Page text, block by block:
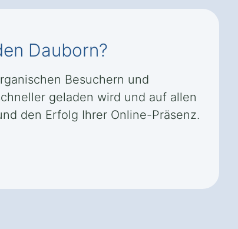
Dauborn?
Besuchern und
geladen wird und auf allen
den Erfolg Ihrer Online-Präsenz.